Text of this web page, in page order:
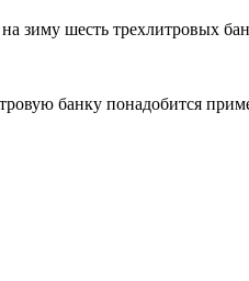
зиму шесть трехлитровых
банку понадобится